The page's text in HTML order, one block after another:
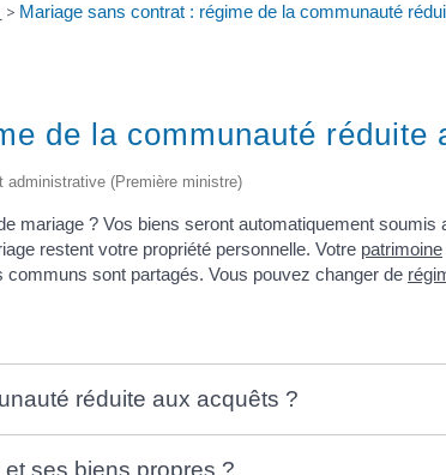
> Mariage sans contrat : régime de la communauté
de la communauté réduite
administrative (Première ministre)
mariage ? Vos biens seront automatiquement soumis
restent votre propriété personnelle. Votre patrimoine
sont partagés. Vous pouvez changer de
réduite aux acquêts ?
ses biens propres ?